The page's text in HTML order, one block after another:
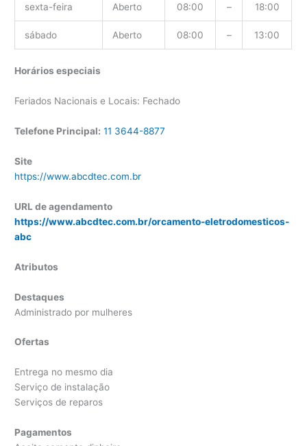
sexta-feira Aberto 08:00 – 18:00
sábado Aberto 08:00 – 13:00
Horários especiais
Feriados Nacionais e Locais: Fechado
Telefone Principal: 11 3644-8877
Site
https://www.abcdtec.com.br
URL de agendamento
https://www.abcdtec.com.br/orcamento-eletrodomesticos-
abc
Atributos
Destaques
Administrado por mulheres
Ofertas
Entrega no mesmo dia
Serviço de instalação
Serviços de reparos
Pagamentos